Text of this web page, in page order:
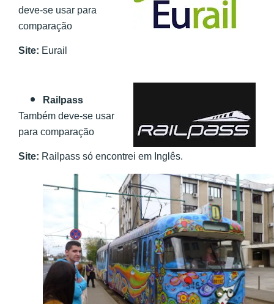
deve-se usar para
comparação
Site: Eurail
Railpass
Também deve-se usar
para comparação
Site: Railpass só encontrei em Inglês.